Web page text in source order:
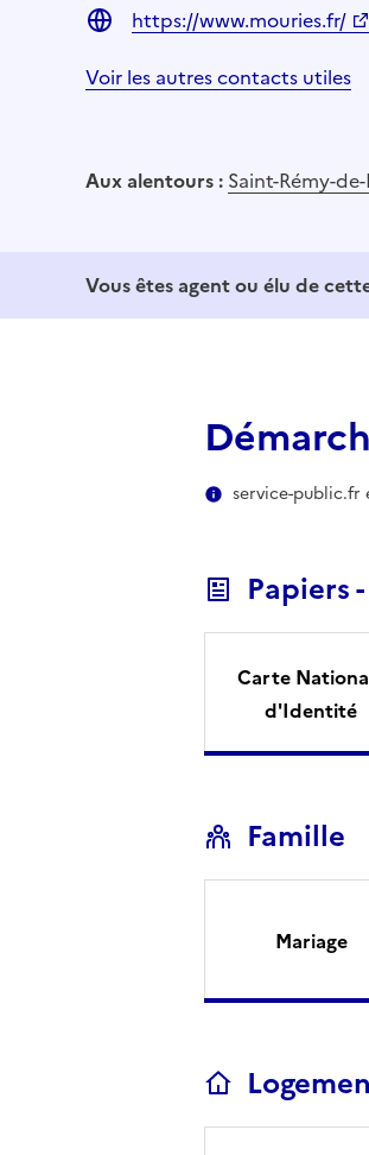
https://www.mouries.fr/
Voir les autres contacts utiles
Aux alentours : Saint-Rémy-
Vous êtes agent ou élu de
service-public.fr
Papiers
Carte
d'Identité
Famille
Mariage